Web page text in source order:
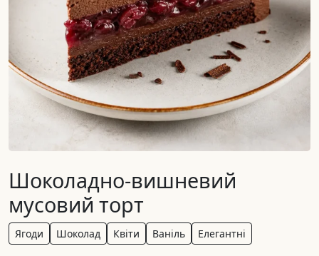
Шоколадно-вишневий
мусовий торт
Ягоди Шоколад Квіти Ваніль Елегантні